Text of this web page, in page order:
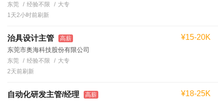
东莞 经验不限
大专
1天2小时前刷新
治具设计主管 高薪
东莞市奥海科技股份有限公司
¥15-20K
东莞 经验不限
大专
2天前刷新
自动化研发主管/经理 高薪 ¥18-25K